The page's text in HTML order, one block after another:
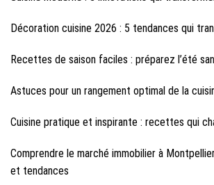
Décoration cuisine 2026 : 5 tendances qui
Recettes de saison faciles : préparez l’été
Astuces pour un rangement optimal de la
Cuisine pratique et inspirante : recettes qui
Comprendre le marché immobilier à
et tendances